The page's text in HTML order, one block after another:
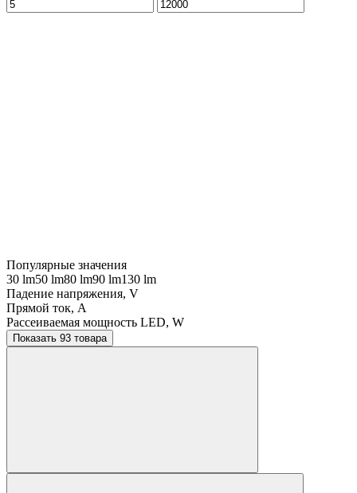
Популярные значения
30 lm50 lm80 lm90 lm130 lm
Падение напряжения, V
Прямой ток, A
Рассеиваемая мощность LED, W
Показать 93 товара